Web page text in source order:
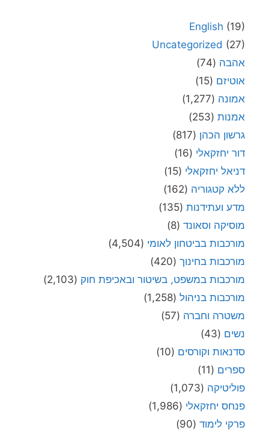
English (19)
Uncategorized (27)
אהבה (74)
אוטיזם (15)
אמונה (1,277)
אמנות (253)
גרשון הכהן (817)
דור יחזקאלי (16)
דניאל יחזקאלי (15)
ללא קטגוריה (162)
מדע ועתידנות (135)
מוסיקה וסאונד (8)
מורכבות בביטחון לאומי (4,504)
מורכבות בחינוך (420)
מורכבות במשפט, בשיטור ובאכיפת חוק (2,103)
מורכבות בניהול (1,258)
משטרה וחברה (57)
נשים (43)
סדנאות וקורסים (10)
ספרים (11)
פוליטיקה (1,073)
פנחס יחזקאלי (1,986)
פרקי לימוד (90)